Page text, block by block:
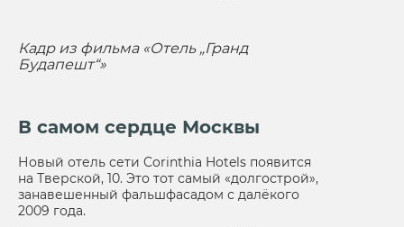
Кадр из фильма «Отель „Гранд
Будапешт“»
В самом сердце Москвы
Новый отель сети Corinthia Hotels появится
на Тверской, 10. Это тот самый «долгострой»,
занавешенный фальшфасадом с далёкого
2009 года.